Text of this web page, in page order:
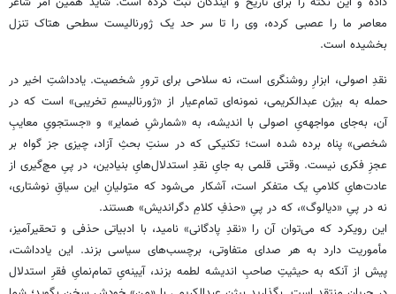
معاصر ما را عصبی کرده، وی را تا سر حد یک ژورنالیست سطحی هتاک تنزل
بخشیده است.
نقدِ اصولی، ابزارِ روشنگری است، نه سلاحی برای ترورِ شخصیت. یادداشتِ اخیر در
حمله به بیژن عبدالکریمی، نمونه‌ای تمام‌عیار از «ژورنالیسمِ تخریبی» است که در
آن، به‌جای مواجهه‌یِ اصولی با اندیشه، به «شمارشِ ضمایر» و «جستجویِ معایبِ
شخصی» پناه برده شده است؛ تکنیکی که در سنتِ بحثِ آزاد، چیزی جز گواه بر
عجزِ فکری نیست. وقتی قلمی به جایِ نقدِ استدلال‌هایِ بنیادین، در پیِ مچ‌گیری از
عادت‌هایِ کلامیِ یک متفکر است، آشکار می‌شود که متولیانِ این سیاقِ نوشتاری،
نه در پیِ «دیالوگ»، که در پیِ «حذفِ کلامِ دگراندیش» هستند.
این رویکرد که می‌توان آن را «نقدِ پادگانی» نامید، با ادبیاتی حذفی و تحقیرآمیز،
مأموریت دارد به هر صدای متفاوتی، برچسب‌های سیاسی بزند. این یادداشت،
پیش از آنکه به حیثیتِ صاحبِ اندیشه لطمه بزند، آیینه‌یِ تمام‌نمایِ فقرِ استدلال